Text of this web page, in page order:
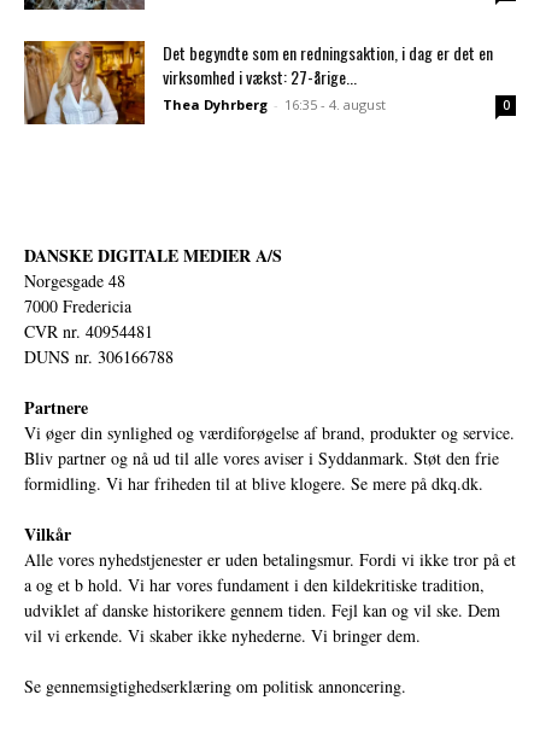
Det begyndte som en redningsaktion, i dag er det en
virksomhed i vækst: 27-årige...
Thea Dyhrberg - 16:35 - 4. august 0
DANSKE DIGITALE MEDIER A/S
Norgesgade 48
7000 Fredericia
CVR nr. 40954481
DUNS nr. 306166788
Partnere
Vi øger din synlighed og værdiforøgelse af brand, produkter og service.
Bliv partner og nå ud til alle vores aviser i Syddanmark. Støt den frie
formidling. Vi har friheden til at blive klogere. Se mere på dkq.dk.
Vilkår
Alle vores nyhedstjenester er uden betalingsmur. Fordi vi ikke tror på et
a og et b hold. Vi har vores fundament i den kildekritiske tradition,
udviklet af danske historikere gennem tiden. Fejl kan og vil ske. Dem
vil vi erkende. Vi skaber ikke nyhederne. Vi bringer dem.
Se gennemsigtighedserklæring om politisk annoncering.